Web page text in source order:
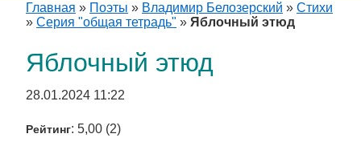
Главная » Поэты » Владимир Белозерский » Стихи
» Серия "общая тетрадь" » Яблочный этюд
Яблочный этюд
28.01.2024 11:22
Рейтинг: 5,00 (2)